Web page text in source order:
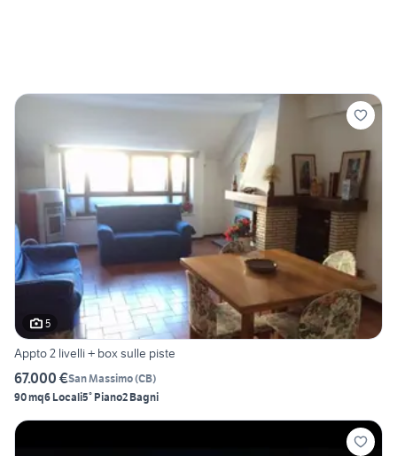
5
Appto 2 livelli + box sulle piste
67.000 €San Massimo(CB)
90 mq6 Locali5° Piano2 Bagni